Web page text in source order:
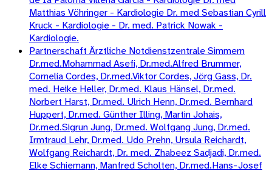
Matthias Vöhringer - Kardiologie Dr. med Sebastian Cyrill
Kruck - Kardiologie - Dr. med. Patrick Nowak -
Kardiologie.
Partnerschaft Ärztliche Notdienstzentrale Simmern
Dr.med.Mohammad Asefi, Dr.med.Alfred Brummer,
Cornelia Cordes, Dr.med.Viktor Cordes, Jörg Gass, Dr.
med. Heike Heller, Dr.med. Klaus Hänsel, Dr.med.
Norbert Harst, Dr.med. Ulrich Henn, Dr.med. Bernhard
Huppert, Dr.med. Günther Illing, Martin Johais,
Dr.med.Sigrun Jung, Dr.med. Wolfgang Jung, Dr.med.
Irmtraud Lehr, Dr.med. Udo Prehn, Ursula Reichardt,
Wolfgang Reichardt, Dr. med. Zhabeez Sadjadi, Dr.med.
Elke Schiemann, Manfred Scholten, Dr.med.Hans-Josef